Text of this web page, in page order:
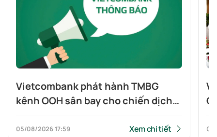
Vietcombank phát hành TMBG
kênh OOH sân bay cho chiến dịch
du lịch hè thúc đẩy sử dụng các
dịch vụ di chuyển và thanh toán QR
05/08/2026 17:59 Xem chi tiết